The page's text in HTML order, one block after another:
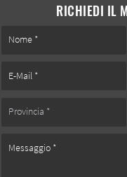
RICHIEDI IL